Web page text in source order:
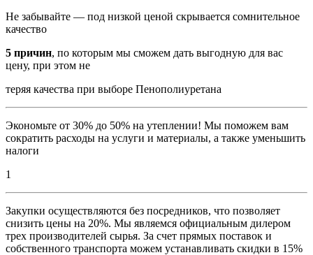
Не забывайте — под низкой ценой скрывается сомнительное
качество
5 причин, по которым мы сможем дать выгодную для вас
цену, при этом не
теряя качества при выборе Пенополиуретана
Экономьте от 30% до 50% на утеплении! Мы поможем вам
сократить расходы на услуги и материалы, а также уменьшить
налоги
1
Закупки осуществляются без посредников, что позволяет
снизить цены на 20%. Мы являемся официальным дилером
трех производителей сырья. За счет прямых поставок и
собственного транспорта можем устанавливать скидки в 15%